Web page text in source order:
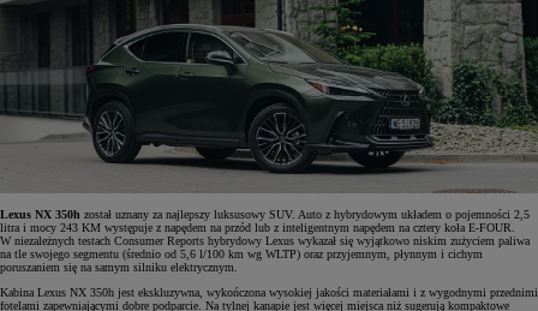
Lexus NX 350h został uznany za najlepszy luksusowy SUV. Auto z hybrydowym układem o pojemności 2,5
litra i mocy 243 KM występuje z napędem na przód lub z inteligentnym napędem na cztery koła E-FOUR.
W niezależnych testach Consumer Reports hybrydowy Lexus wykazał się wyjątkowo niskim zużyciem paliwa
na tle swojego segmentu (średnio od 5,6 l/100 km wg WLTP) oraz przyjemnym, płynnym i cichym
poruszaniem się na samym silniku elektrycznym.
Kabina Lexus NX 350h jest ekskluzywna, wykończona wysokiej jakości materiałami i z wygodnymi przednimi
fotelami zapewniającymi dobre podparcie. Na tylnej kanapie jest więcej miejsca niż sugerują kompaktowe